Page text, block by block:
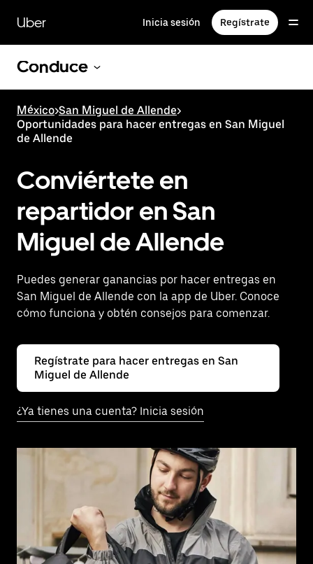
contenido
principal
Uber Inicia sesión Regístrate
Conduce
México>San Miguel de Allende>
Oportunidades para hacer entregas en San Miguel
de Allende
Conviértete en
repartidor en San
Miguel de Allende
Puedes generar ganancias por hacer entregas en
San Miguel de Allende con la app de Uber. Conoce
cómo funciona y obtén consejos para comenzar.
Regístrate para hacer entregas en San
Miguel de Allende
¿Ya tienes una cuenta? Inicia sesión